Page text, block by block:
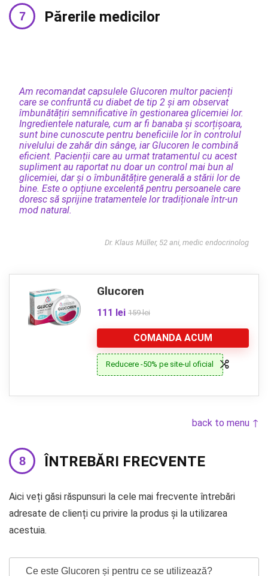
Părerile medicilor
Am recomandat capsulele Glucoren multor pacienți
care se confruntă cu diabet de tip 2 și am observat
îmbunătățiri semnificative în gestionarea glicemiei lor.
Ingredientele naturale, cum ar fi banaba și scorțișoara,
sunt bine cunoscute pentru beneficiile lor în controlul
nivelului de zahăr din sânge, iar Glucoren le combină
eficient. Pacienții care au urmat tratamentul cu acest
supliment au raportat nu doar un control mai bun al
glicemiei, dar și o îmbunătățire generală a stării lor de
bine. Este o opțiune excelentă pentru persoanele care
doresc să sprijine tratamentele lor tradiționale într-un
mod natural.
Dr. Klaus Müller, 52 ani, medic endocrinolog
Glucoren
111 lei 159 lei
COMANDA ACUM
Reducere -50% pe site-ul oficial
back to menu ↑
ÎNTREBĂRI FRECVENTE
Aici veți găsi răspunsuri la cele mai frecvente întrebări
adresate de clienți cu privire la produs și la utilizarea
acestuia.
Ce este Glucoren și pentru ce se utilizează?